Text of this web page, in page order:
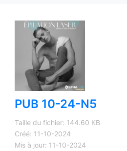
PUB 10-24-N5
Taille du fichier: 144.60 KB
Créé: 11-10-2024
Mis à jour: 11-10-2024